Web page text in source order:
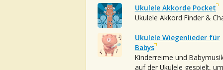
Ukulele Akkorde Pocket
Ukulele Akkord Finder &
Ukulele Wiegenlieder für
Babys
Kinderreime und
auf der Ukulele gespielt, um